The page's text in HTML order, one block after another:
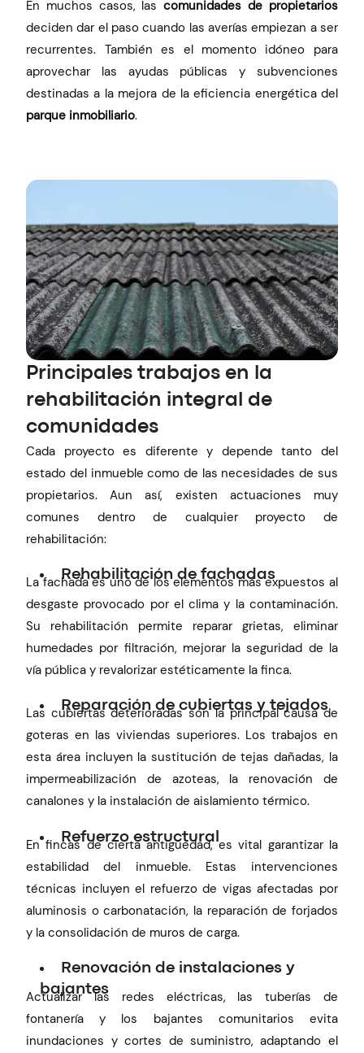
En muchos casos, lascomunidades de propietarios
deciden dar el paso cuando las averías empiezan a ser
recurrentes. También es el momento idóneo para
aprovechar las ayudas públicas y subvenciones
destinadas a la mejora de la eficiencia energética del
parque inmobiliario.
Principales trabajos en la
rehabilitación integral de
comunidades
Cada proyecto es diferente y depende tanto del
estado del inmueble como de las necesidades de sus
propietarios. Aun así, existen actuaciones muy
comunes dentro de cualquier proyecto de
rehabilitación:
Rehabilitación de fachadas
La fachada es uno de los elementos más expuestos al
desgaste provocado por el clima y la contaminación.
Su rehabilitación permite reparar grietas, eliminar
humedades por filtración, mejorar la seguridad de la
vía pública y revalorizar estéticamente la finca.
Reparación de cubiertas y tejados
Las cubiertas deterioradas son la principal causa de
goteras en las viviendas superiores. Los trabajos en
esta área incluyen la sustitución de tejas dañadas, la
impermeabilización de azoteas, la renovación de
canalones y la instalación de aislamiento térmico.
Refuerzo estructural
En fincas de cierta antigüedad, es vital garantizar la
estabilidad del inmueble. Estas intervenciones
técnicas incluyen el refuerzo de vigas afectadas por
aluminosis o carbonatación, la reparación de forjados
y la consolidación de muros de carga.
Renovación de instalaciones y
bajantes
Actualizar las redes eléctricas, las tuberías de
fontanería y los bajantes comunitarios evita
inundaciones y cortes de suministro, adaptando el